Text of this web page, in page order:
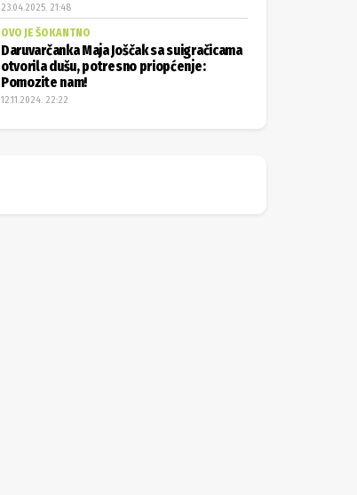
23.04.2025. 21:48
OVO JE ŠOKANTNO
Daruvarčanka Maja Joščak sa suigračicama
otvorila dušu, potresno priopćenje:
Pomozite nam!
12.11.2024. 22:22